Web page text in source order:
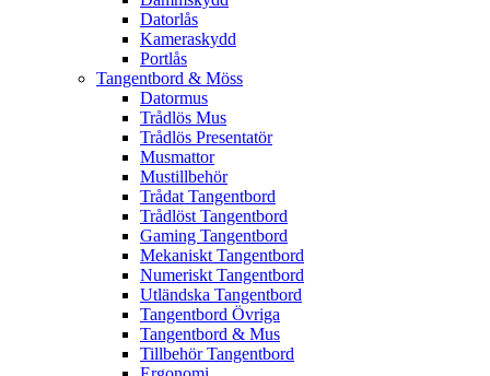
Datorlås
Kameraskydd
Portlås
Tangentbord & Möss
Datormus
Trådlös Mus
Trådlös Presentatör
Musmattor
Mustillbehör
Trådat Tangentbord
Trådlöst Tangentbord
Gaming Tangentbord
Mekaniskt Tangentbord
Numeriskt Tangentbord
Utländska Tangentbord
Tangentbord Övriga
Tangentbord & Mus
Tillbehör Tangentbord